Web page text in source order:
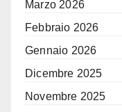
Marzo 2026
Febbraio 2026
Gennaio 2026
Dicembre 2025
Novembre 2025